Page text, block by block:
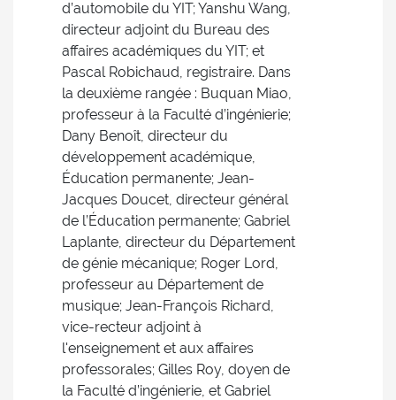
d’automobile du YIT; Yanshu Wang,
directeur adjoint du Bureau des
affaires académiques du YIT; et
Pascal Robichaud, registraire. Dans
la deuxième rangée : Buquan Miao,
professeur à la Faculté d’ingénierie;
Dany Benoît, directeur du
développement académique,
Éducation permanente; Jean-
Jacques Doucet, directeur général
de l’Éducation permanente; Gabriel
Laplante, directeur du Département
de génie mécanique; Roger Lord,
professeur au Département de
musique; Jean-François Richard,
vice-recteur adjoint à
l'enseignement et aux affaires
professorales; Gilles Roy, doyen de
la Faculté d’ingénierie, et Gabriel